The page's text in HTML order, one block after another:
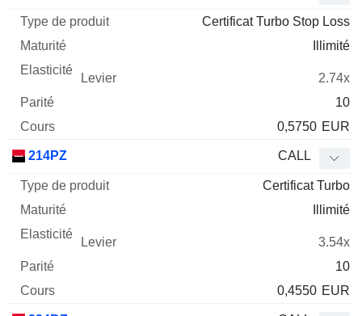
Certificat Turbo Stop Loss
Illimité
2.74x
10
0,5750 EUR
214PZ CALL
Certificat Turbo
Illimité
3.54x
10
0,4550 EUR